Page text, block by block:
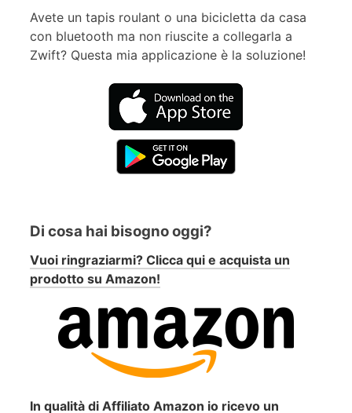
Avete un tapis roulant o una bicicletta da casa
con bluetooth ma non riuscite a collegarla a
Zwift? Questa mia applicazione è la soluzione!
Di cosa hai bisogno oggi?
Vuoi ringraziarmi? Clicca qui e acquista un
prodotto su Amazon!
In qualità di Affiliato Amazon io ricevo un